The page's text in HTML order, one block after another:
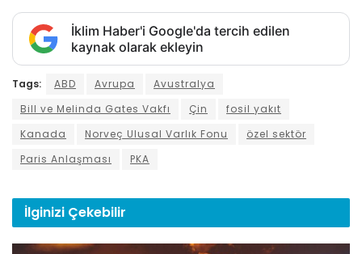
İklim Haber'i Google'da tercih edilen
kaynak olarak ekleyin
Tags: ABD Avrupa
Avustralya
Bill ve Melinda Gates Vakfı
Çin
fosil yakıt
Kanada
Norveç Ulusal Varlık Fonu
özel sektör
Paris Anlaşması
PKA
İlginizi Çekebilir